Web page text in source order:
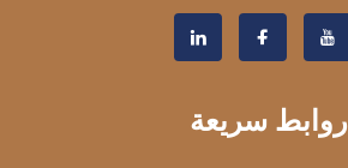
روابط سريعة